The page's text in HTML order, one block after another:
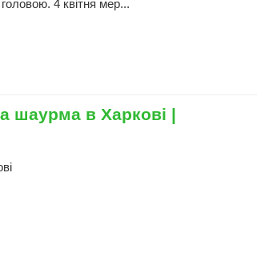
4 квітня мер...
шаурма в Харкові |